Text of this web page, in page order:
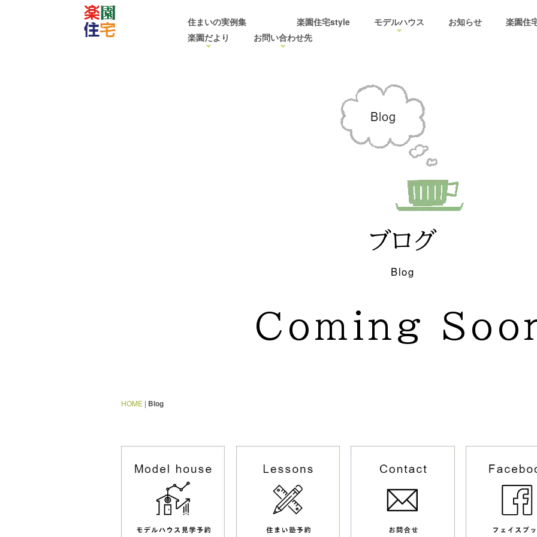
住まいの実例集 楽園住宅style モデルハウス お知らせ
楽園住
楽園だより
お問い合わせ先
ブログ
Blog
Coming
HOME| Blog